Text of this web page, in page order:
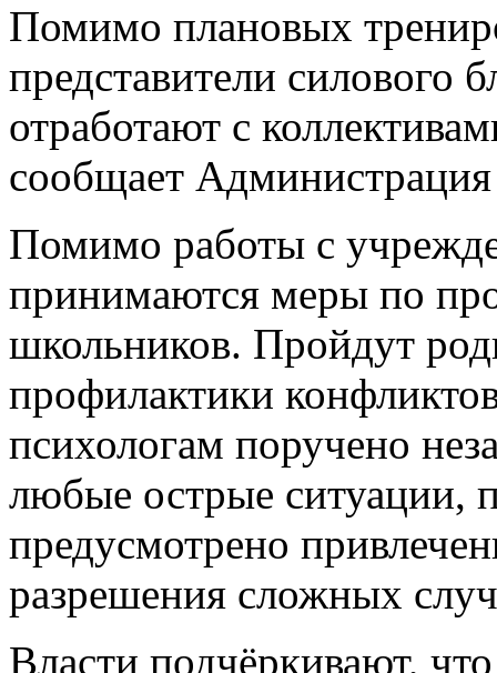
Помимо плановых
представители силового
отработают с
сообщает Администрация
Помимо работы с
принимаются меры по
школьников. Пройдут
профилактики
психологам поручено
любые острые ситуации,
предусмотрено
разрешения сложных
Власти подчёркивают,